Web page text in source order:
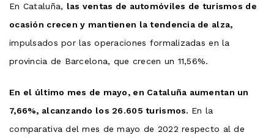
En Cataluña, las ventas de automóviles de turismos de
ocasión crecen y mantienen la tendencia de alza,
impulsados por las operaciones formalizadas en la
provincia de Barcelona, que crecen un 11,56%.
En el último mes de mayo, en Cataluña aumentan un
7,66%, alcanzando los 26.605 turismos. En la
comparativa del mes de mayo de 2022 respecto al de